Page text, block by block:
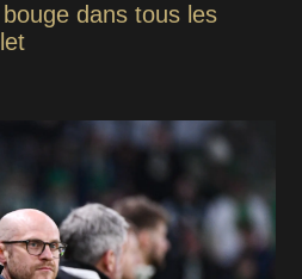
dans tous les